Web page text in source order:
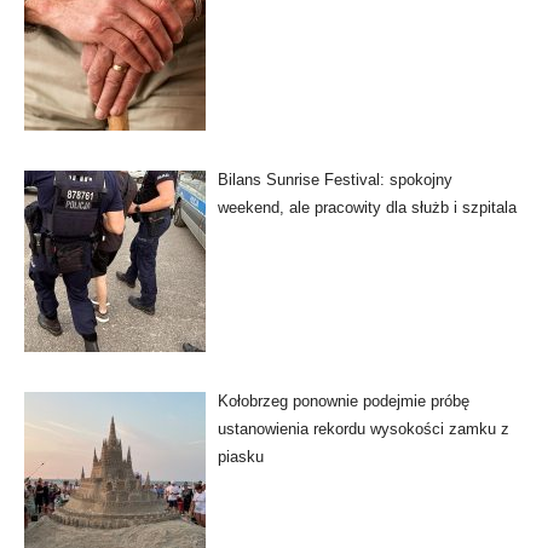
Bilans Sunrise Festival: spokojny
weekend, ale pracowity dla służb i szpitala
Kołobrzeg ponownie podejmie próbę
ustanowienia rekordu wysokości zamku z
piasku